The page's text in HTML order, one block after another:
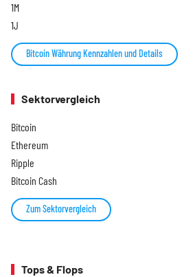
1M
1J
Bitcoin Währung Kennzahlen und Details
Sektorvergleich
Bitcoin
Ethereum
Ripple
Bitcoin Cash
Zum Sektorvergleich
Tops & Flops